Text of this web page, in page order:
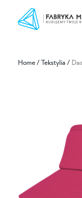
Home/Tekstylia /